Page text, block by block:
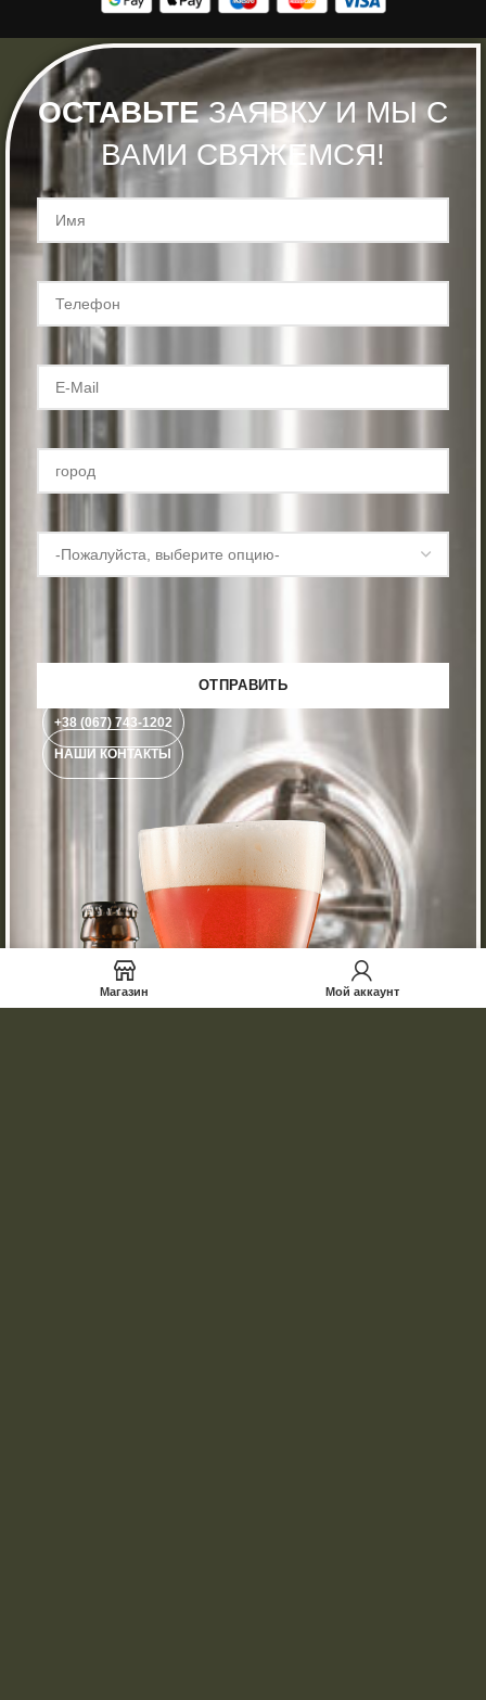
Магазин Мой аккаунт
ОСТАВЬТЕЗАЯВКУ И МЫ С
ВАМИ СВЯЖЕМСЯ!
+38 (067) 743-1202
НАШИ КОНТАКТЫ